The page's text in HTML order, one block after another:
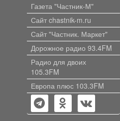
Газета "Частник-М"
Сайт chastnik-m.ru
Сайт "Частник. Маркет"
Дорожное радио 93.4FM
Радио для двоих
105.3FM
Европа плюс 103.3FM